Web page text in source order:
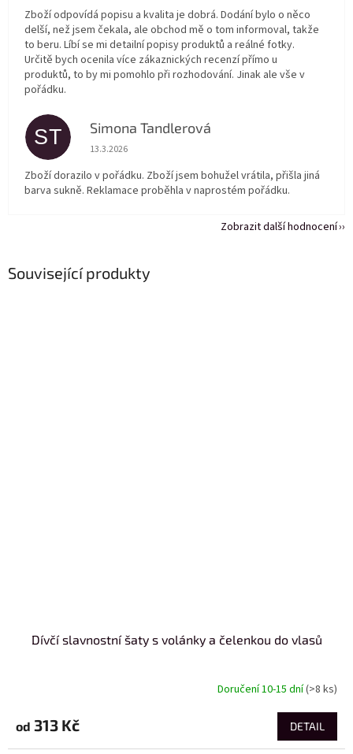
Související produkty
Dívčí slavnostní šaty s volánky a čelenkou do vlasů
Doručení 10-15 dní(>8 ks)
od 313 Kč DETAIL
Zboží odpovídá popisu a kvalita je dobrá. Dodání bylo o něco
delší, než jsem čekala, ale obchod mě o tom informoval, takže
to beru. Líbí se mi detailní popisy produktů a reálné fotky.
Určitě bych ocenila více zákaznických recenzí přímo u
produktů, to by mi pomohlo při rozhodování. Jinak ale vše v
pořádku.
ST Simona Tandlerová
Hodnocení obchodu je 5 z 5 hvězdiček.
13.3.2026
Zboží dorazilo v pořádku. Zboží jsem bohužel vrátila, přišla jiná
barva sukně. Reklamace proběhla v naprostém pořádku.
Zobrazit další hodnocení